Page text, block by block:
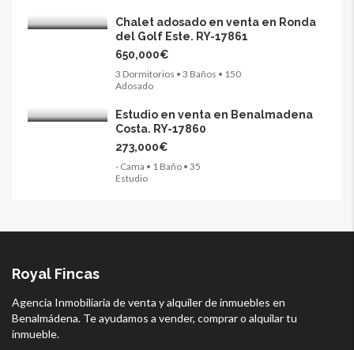
Chalet adosado en venta en Ronda
del Golf Este. RY-17861
650,000€
3 Dormitorios • 3 Baños • 150
Adosado
Estudio en venta en Benalmadena
Costa. RY-17860
273,000€
- Cama • 1 Baño • 35
Estudio
Royal Fincas
Agencia Inmobiliaria de venta y alquiler de inmuebles en
Benalmádena. Te ayudamos a vender, comprar o alquilar tu
inmueble.